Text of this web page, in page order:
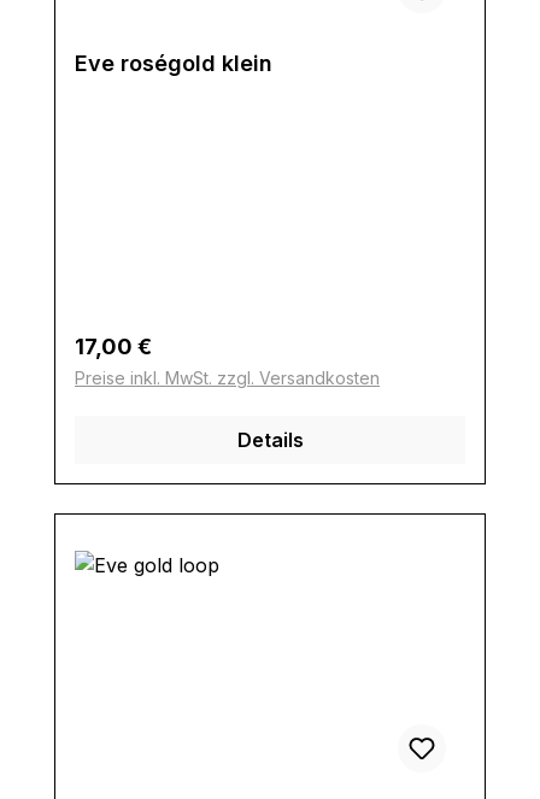
Eve roségold klein
Regulärer Preis:
17,00 €
Preise inkl. MwSt. zzgl. Versandkosten
Details